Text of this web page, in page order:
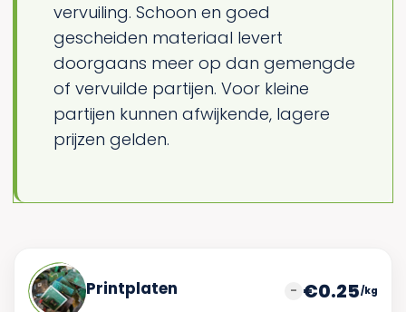
vervuiling. Schoon en goed
gescheiden materiaal levert
doorgaans meer op dan gemengde
of vervuilde partijen. Voor kleine
partijen kunnen afwijkende, lagere
prijzen gelden.
Printplaten €0.25/kg